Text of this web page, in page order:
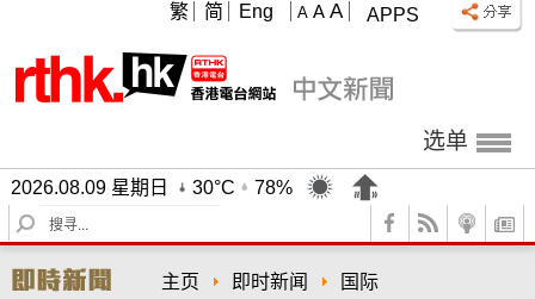
APPS
A A A
繁 简 Eng
选单
2026.08.09 星期日 30°C
78%
S
e
r
主页 即时新闻 国际